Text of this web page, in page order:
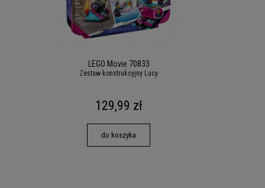
LEGO Movie 70833
Zestaw konstrukcyjny Lucy
129,99 zł
do koszyka